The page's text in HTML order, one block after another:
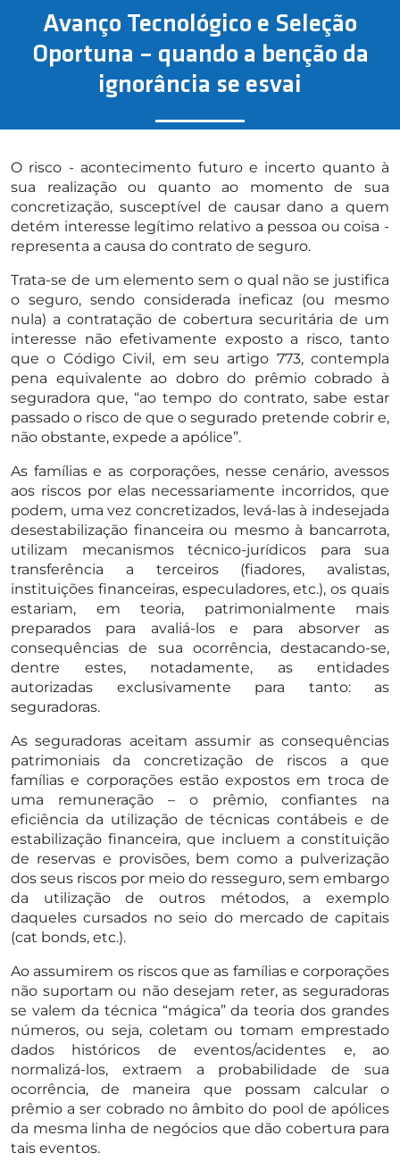
Avanço Tecnológico e Seleção
Oportuna – quando a benção da
ignorância se esvai
O risco - acontecimento futuro e incerto quanto à
sua realização ou quanto ao momento de sua
concretização, susceptível de causar dano a quem
detém interesse legítimo relativo a pessoa ou coisa -
representa a causa do contrato de seguro.
Trata-se de um elemento sem o qual não se justifica
o seguro, sendo considerada ineficaz (ou mesmo
nula) a contratação de cobertura securitária de um
interesse não efetivamente exposto a risco, tanto
que o Código Civil, em seu artigo 773, contempla
pena equivalente ao dobro do prêmio cobrado à
seguradora que, “ao tempo do contrato, sabe estar
passado o risco de que o segurado pretende cobrir e,
não obstante, expede a apólice”.
As famílias e as corporações, nesse cenário, avessos
aos riscos por elas necessariamente incorridos, que
podem, uma vez concretizados, levá-las à indesejada
desestabilização financeira ou mesmo à bancarrota,
utilizam mecanismos técnico-jurídicos para sua
transferência a terceiros (fiadores, avalistas,
instituições financeiras, especuladores, etc.), os quais
estariam, em teoria, patrimonialmente mais
preparados para avaliá-los e para absorver as
consequências de sua ocorrência, destacando-se,
dentre estes, notadamente, as entidades
autorizadas exclusivamente para tanto: as
seguradoras.
As seguradoras aceitam assumir as consequências
patrimoniais da concretização de riscos a que
famílias e corporações estão expostos em troca de
uma remuneração – o prêmio, confiantes na
eficiência da utilização de técnicas contábeis e de
estabilização financeira, que incluem a constituição
de reservas e provisões, bem como a pulverização
dos seus riscos por meio do resseguro, sem embargo
da utilização de outros métodos, a exemplo
daqueles cursados no seio do mercado de capitais
(cat bonds, etc.).
Ao assumirem os riscos que as famílias e corporações
não suportam ou não desejam reter, as seguradoras
se valem da técnica “mágica” da teoria dos grandes
números, ou seja, coletam ou tomam emprestado
dados históricos de eventos/acidentes e, ao
normalizá-los, extraem a probabilidade de sua
ocorrência, de maneira que possam calcular o
prêmio a ser cobrado no âmbito do pool de apólices
da mesma linha de negócios que dão cobertura para
tais eventos.